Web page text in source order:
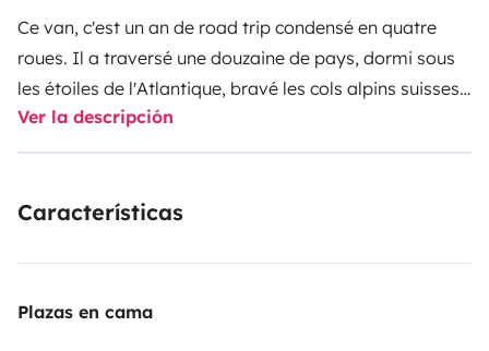
Ce van, c'est un an de road trip condensé en quatre
roues. Il a traversé une douzaine de pays, dormi sous
les étoiles de l'Atlantique, bravé les cols alpins suisses
et slalomé dans des ruelles méditerranéennes.
Aujourd'hui, il est prêt à écrire votre
main, avec soin, pour maximiser le confort sans
qui fait toute la différence.
Ver la descripción
Características
Plazas en cama